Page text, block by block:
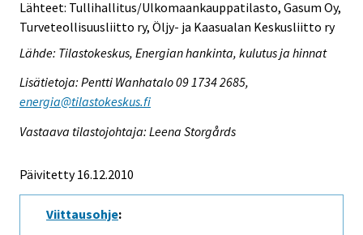
Lähteet: Tullihallitus/Ulkomaankauppatilasto, Gasum Oy,
Turveteollisuusliitto ry, Öljy- ja Kaasualan Keskusliitto ry
Lähde: Tilastokeskus, Energian hankinta, kulutus ja hinnat
Lisätietoja: Pentti Wanhatalo 09 1734 2685,
energia@tilastokeskus.fi
Vastaava tilastojohtaja: Leena Storgårds
Päivitetty 16.12.2010
Viittausohje: